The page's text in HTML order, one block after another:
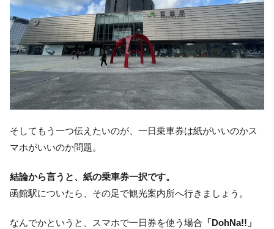
そしてもう一つ伝えたいのが、一日乗車券は紙がいいのかス
マホがいいのか問題。
結論から言うと、紙の乗車券一択です。
函館駅についたら、その足で観光案内所へ行きましょう。
なんでかというと、スマホで一日券を使う場合 「DohNa!!」